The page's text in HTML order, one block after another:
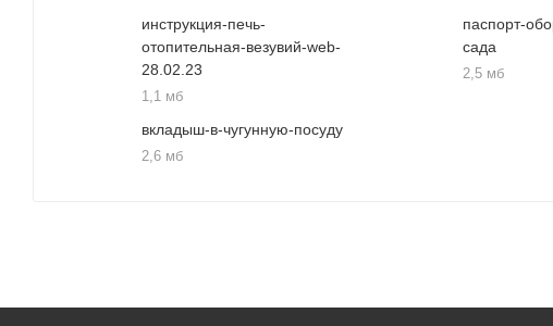
инструкция-печь-
отопительная-везувий-web-
28.02.23
1,1 мб
паспорт-
сада
2,5 мб
вкладыш-в-чугунную-посуду
2,6 мб